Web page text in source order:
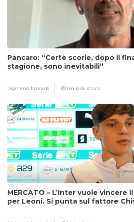
Pancaro: “Certe scorie, dopo il
stagione, sono inevitabili”
Digitrend,1 anno fa 1 min di lettura
MERCATO – L’Inter vuole vincere
per Leoni. Si punta sul fattore